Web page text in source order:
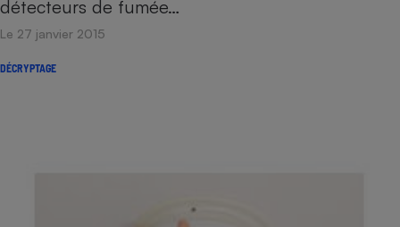
détecteurs de fumée…
Le 27 janvier 2015
DÉCRYPTAGE